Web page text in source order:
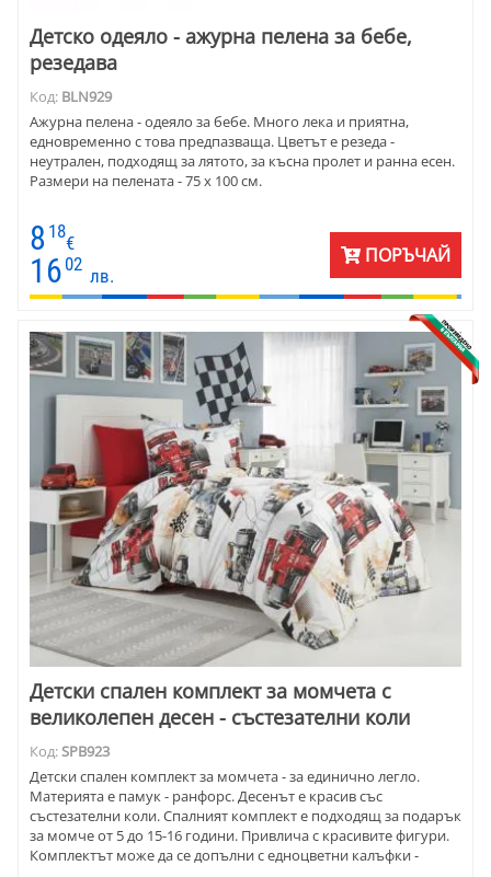
Детско одеяло - ажурна пелена за бебе,
резедава
Код: BLN929
Ажурна пелена - одеяло за бебе. Много лека и приятна,
едновременно с това предпазваща. Цветът е резеда -
неутрален, подходящ за лятото, за късна пролет и ранна есен.
Размери на пелената - 75 х 100 см.
8 18
€
16 02
лв.
ПОРЪЧАЙ
Детски спален комплект за момчета с
великолепен десен - състезателни коли
Код:SPB923
Детски спален комплект за момчета - за единично легло.
Материята е памук - ранфорс. Десенът е красив със
състезателни коли. Спалният комплект е подходящ за подарък
за момче от 5 до 15-16 години. Привлича с красивите фигури.
Комплектът може да се допълни с едноцветни калъфки -